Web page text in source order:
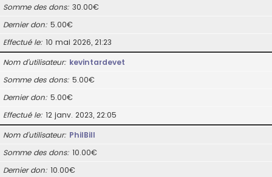
Somme des dons 30.00€
Dernier don 5.00€
Effectué le 10 mai 2026, 21:23
Nom d’utilisateur kevintardevet
Somme des dons 5.00€
Dernier don 5.00€
Effectué le 12 janv. 2023, 22:05
Nom d’utilisateur PhilBill
Somme des dons 10.00€
Dernier don 10.00€